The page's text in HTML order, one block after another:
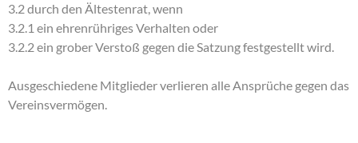
3.2 durch den Ältestenrat, wenn
3.2.1 ein ehrenrühriges Verhalten oder
3.2.2 ein grober Verstoß gegen die Satzung festgestellt wird.
Ausgeschiedene Mitglieder verlieren alle Ansprüche gegen das
Vereinsvermögen.